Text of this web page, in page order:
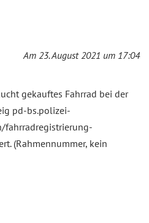
Am 23. August 2021 um 17:04
gekauftes Fahrrad bei der
pd-bs.polizei-
fahrradregistrierung-
(Rahmennummer, kein